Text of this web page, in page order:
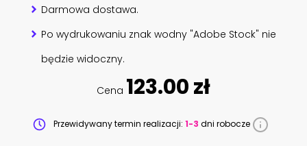
Darmowa dostawa.
Po wydrukowaniu znak wodny "Adobe Stock" nie
będzie widoczny.
Cena 123.00 zł
Przewidywany termin realizacji: 1-3 dni robocze